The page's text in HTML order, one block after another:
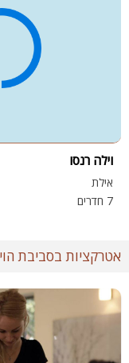
וילה רנסו
אילת
7 חדרים
אטרקציות בסביבת